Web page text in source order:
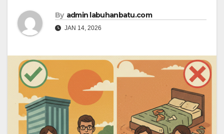
By admin labuhanbatu.com
JAN 14, 2026